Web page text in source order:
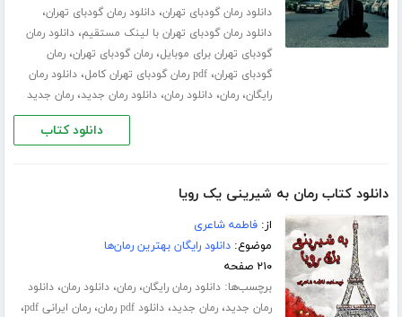
دانلود رمان گودبای تهران،دانلود رمان گودبای تهران،
دانلود رمان گودبای تهران با لینک مستقیم،دانلود رمان
گودبای تهران برای موبایل،رمان گودبای تهران،رمان
گودبای تهران،pdf رمان گودبای تهران کامل ،دانلود رمان
رایگان،رمان،دانلود رمان،دانلود رمان جدید،رمان جدید
دانلود کتاب
دانلود کتاب رمان به شیرینی یک رویا
از:فاطمه شاعری
موضوع:دانلود رایگان بهترین رمان‌ها
۲۱۰ صفحه
برچسب‌ها:دانلود رمان رایگان،رمان،دانلود رمان،دانلود
رمان جدید،رمان جدید،دانلود pdf رمان ،رمان ایرانی pdf ،